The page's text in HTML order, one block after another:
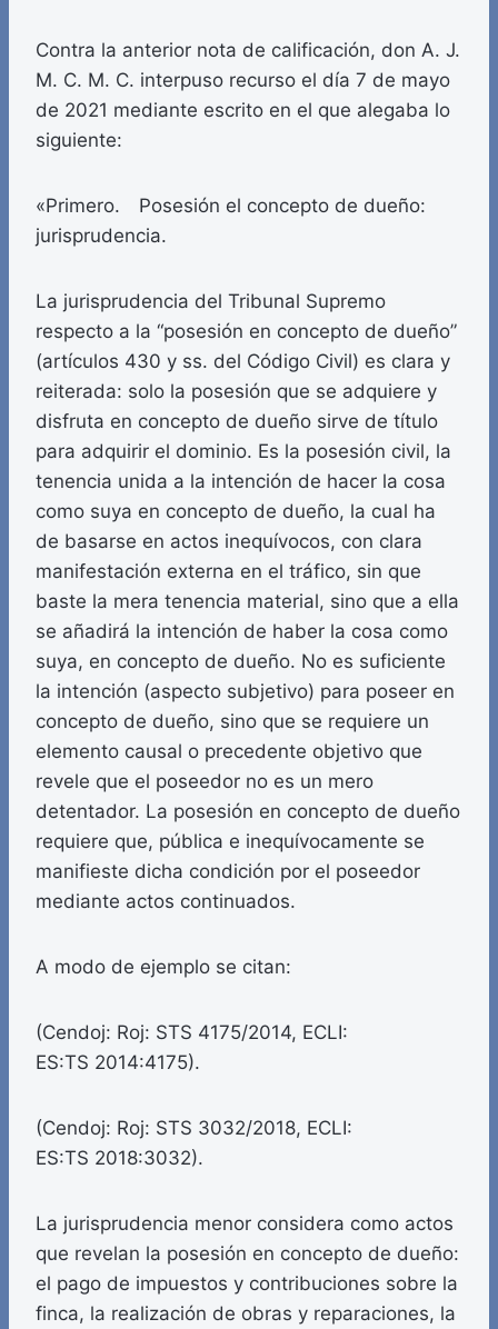
Contra la anterior nota de calificación, don A. J.
M. C. M. C. interpuso recurso el día 7 de mayo
de 2021 mediante escrito en el que alegaba lo
siguiente:
«Primero. Posesión el concepto de dueño:
jurisprudencia.
La jurisprudencia del Tribunal Supremo
respecto a la “posesión en concepto de dueño”
(artículos 430 y ss. del Código Civil) es clara y
reiterada: solo la posesión que se adquiere y
disfruta en concepto de dueño sirve de título
para adquirir el dominio. Es la posesión civil, la
tenencia unida a la intención de hacer la cosa
como suya en concepto de dueño, la cual ha
de basarse en actos inequívocos, con clara
manifestación externa en el tráfico, sin que
baste la mera tenencia material, sino que a ella
se añadirá la intención de haber la cosa como
suya, en concepto de dueño. No es suficiente
la intención (aspecto subjetivo) para poseer en
concepto de dueño, sino que se requiere un
elemento causal o precedente objetivo que
revele que el poseedor no es un mero
detentador. La posesión en concepto de dueño
requiere que, pública e inequívocamente se
manifieste dicha condición por el poseedor
mediante actos continuados.
A modo de ejemplo se citan:
(Cendoj: Roj: STS 4175/2014, ECLI:
ES:TS 2014:4175).
(Cendoj: Roj: STS 3032/2018, ECLI:
ES:TS 2018:3032).
La jurisprudencia menor considera como actos
que revelan la posesión en concepto de dueño:
el pago de impuestos y contribuciones sobre la
finca, la realización de obras y reparaciones, la